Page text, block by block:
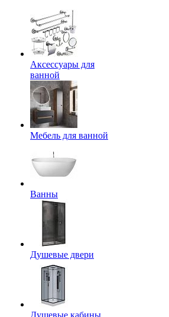
Аксессуары для
ванной
Мебель для ванной
Ванны
Душевые двери
Душевые кабины